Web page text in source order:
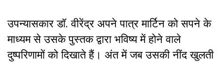
उपन्यासकार डॉ. वीरेंद्र अपने पात्र मार्टिन को सपने के
माध्यम से उसके पुस्तक द्वारा भविष्य में होने वाले
दुष्परिणामों को दिखाते हैं। अंत में जब उसकी नींद खुलती